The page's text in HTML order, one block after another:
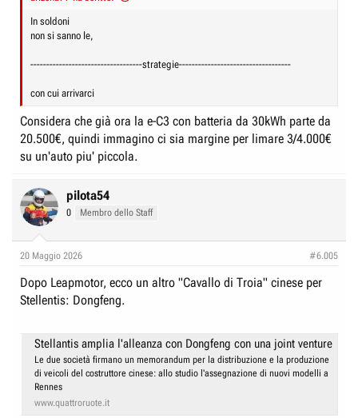
In soldoni
non si sanno le,
-----------------------------------strategie-----------------------------------
con cui arrivarci
Considera che già ora la e-C3 con batteria da 30kWh parte da
20.500€, quindi immagino ci sia margine per limare 3/4.000€
su un'auto piu' piccola.
pilota54
0 Membro dello Staff
20 Maggio 2026 #6.005
Dopo Leapmotor, ecco un altro "Cavallo di Troia" cinese per
Stellentis: Dongfeng.
Stellantis amplia l'alleanza con Dongfeng con una joint venture
Le due società firmano un memorandum per la distribuzione e la produzione
di veicoli del costruttore cinese: allo studio l'assegnazione di nuovi modelli a
Rennes
www.quattroruote.it